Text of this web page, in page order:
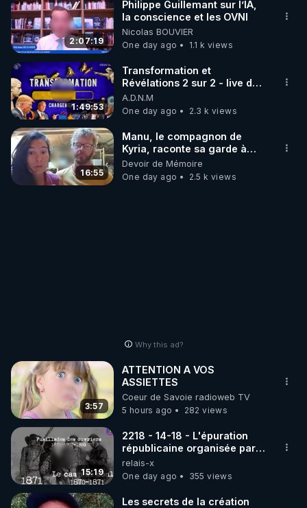
2:07:19
Philippe Guillemant sur l’IA,
la conscience et les OVNI
Nicolas BOUVIER
One day ago
1.1 k views
1:49:53
Transformation et
Révélations 2 sur 2 - live du
07/08/26
A.D.N.M
One day ago
2.3 k views
16:55
Manu, le compagnon de
Kyria, raconte sa garde à
vue musclée. PARTAGEZ!
Devoir de Mémoire
One day ago
2.5 k views
Why this ad?
3:57
ATTENTION A VOS
ASSIETTES
Coeur de Savoie radioweb TV
5 hours ago
282 views
15:19
2218 - 14-18 - L'épuration
républicaine organisée par
les frères de la truelle
relais-x
One day ago
355 views
Les secrets de la création